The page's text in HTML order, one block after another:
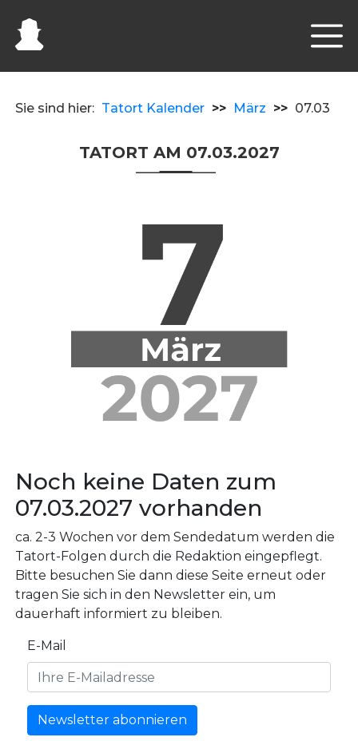
Sie sind hier: Tatort Kalender >> März >> 07.03
TATORT AM 07.03.2027
Noch keine Daten zum
07.03.2027 vorhanden
ca. 2-3 Wochen vor dem Sendedatum werden die
Tatort-Folgen durch die Redaktion eingepflegt.
Bitte besuchen Sie dann diese Seite erneut oder
tragen Sie sich in den Newsletter ein, um
dauerhaft informiert zu bleiben.
E-Mail
Newsletter abonnieren